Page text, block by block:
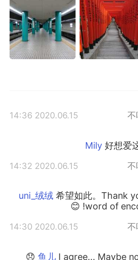
Indonesia Italiano
Türkçe Tiếng Việt
不
2020.06.15 14:36
好想爱
不
2020.06.15 14:32
希望如此。Thank
word of
不
2020.06.15 14:30
I agree... Maybe not